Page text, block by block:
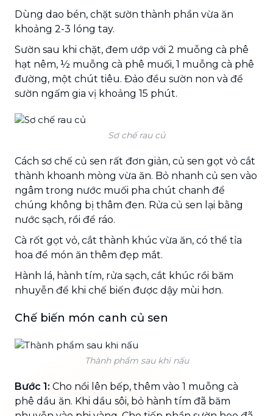
Dùng dao bén, chặt sườn thành phần vừa ăn
khoảng 2-3 lóng tay.
Sườn sau khi chặt, đem ướp với 2 muỗng cà phê
hạt nêm, ½ muỗng cà phê muối, 1 muỗng cà phê
đường, một chút tiêu. Đảo đều sườn non và để
sườn ngấm gia vị khoảng 15 phút.
Sơ chế rau củ
Cách sơ chế củ sen rất đơn giản, củ sen gọt vỏ cắt
thành khoanh mòng vừa ăn. Bỏ nhanh củ sen vào
ngâm trong nước muối pha chút chanh để
chúng không bị thâm đen. Rửa củ sen lại bằng
nước sạch, rồi để ráo.
Cà rốt gọt vỏ, cắt thành khúc vừa ăn, có thể tỉa
hoa để món ăn thêm đẹp mắt.
Hành lá, hành tím, rửa sạch, cắt khúc rồi băm
nhuyễn để khi chế biến được dậy mùi hơn.
Chế biến món canh củ sen
Thành phẩm sau khi nấu
Bước 1: Cho nồi lên bếp, thêm vào 1 muỗng cà
phê dầu ăn. Khi dầu sôi, bỏ hành tím đã băm